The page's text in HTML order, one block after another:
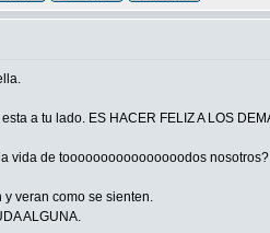
a tu lado. ES HACER FELIZ A LOS
vida de toooooooooooooooodos
veran como se sienten.
ALGUNA.